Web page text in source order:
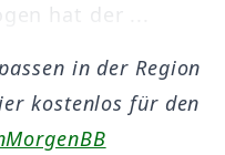
hat der ...
in der Region
kostenlos für den